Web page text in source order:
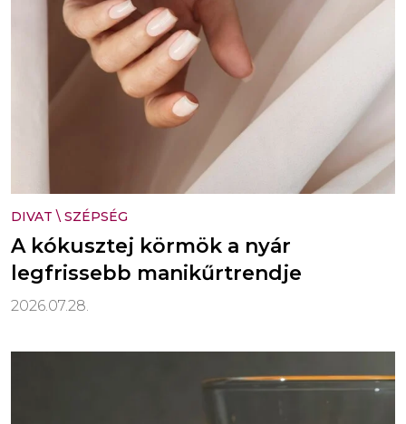
DIVAT \ SZÉPSÉG
A kókusztej körmök a nyár
legfrissebb manikűrtrendje
2026.07.28.